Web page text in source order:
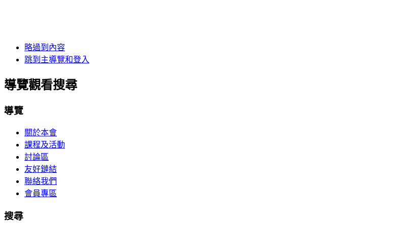
略過到內容
跳到主導覽和登入
導覽觀看搜尋
導覽
關於本會
課程及活動
討論區
友好鏈結
聯絡我們
會員專區
搜尋